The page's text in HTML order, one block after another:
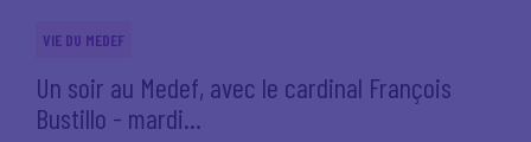
VIE DU MEDEF
Un soir au Medef, avec le cardinal François
Bustillo - mardi...